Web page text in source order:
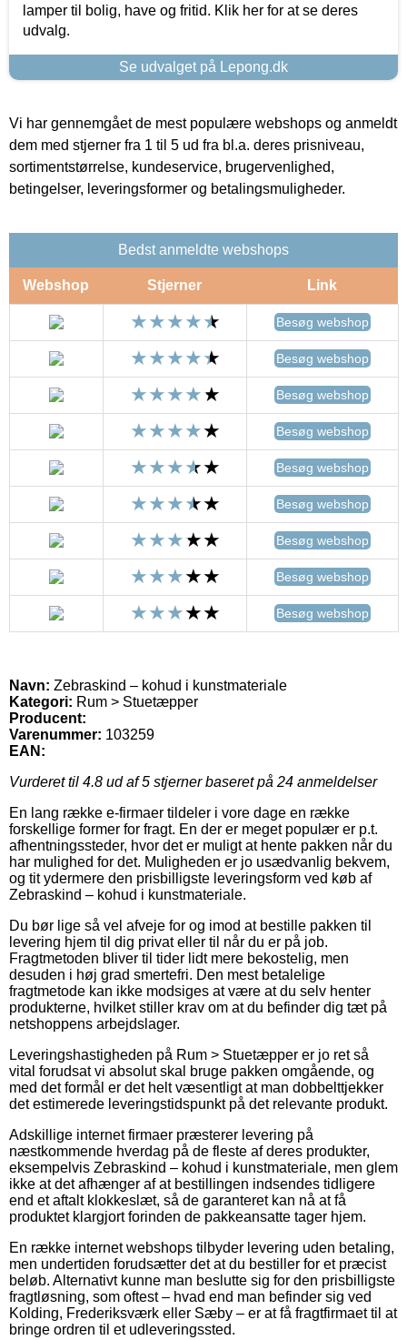
lamper til bolig, have og fritid. Klik her for at se deres
udvalg.
Se udvalget på Lepong.dk
Vi har gennemgået de mest populære webshops og anmeldt
dem med stjerner fra 1 til 5 ud fra bl.a. deres prisniveau,
sortimentstørrelse, kundeservice, brugervenlighed,
betingelser, leveringsformer og betalingsmuligheder.
Bedst anmeldte webshops
Webshop Stjerner Link
Besøg webshop
Besøg webshop
Besøg webshop
Besøg webshop
Besøg webshop
Besøg webshop
Besøg webshop
Besøg webshop
Besøg webshop
Navn: Zebraskind – kohud i kunstmateriale
Kategori: Rum > Stuetæpper
Producent:
Varenummer: 103259
EAN:
Vurderet til 4.8 ud af 5 stjerner baseret på 24 anmeldelser
En lang række e-firmaer tildeler i vore dage en række
forskellige former for fragt. En der er meget populær er p.t.
afhentningssteder, hvor det er muligt at hente pakken når du
har mulighed for det. Muligheden er jo usædvanlig bekvem,
og tit ydermere den prisbilligste leveringsform ved køb af
Zebraskind – kohud i kunstmateriale.
Du bør lige så vel afveje for og imod at bestille pakken til
levering hjem til dig privat eller til når du er på job.
Fragtmetoden bliver til tider lidt mere bekostelig, men
desuden i høj grad smertefri. Den mest betalelige
fragtmetode kan ikke modsiges at være at du selv henter
produkterne, hvilket stiller krav om at du befinder dig tæt på
netshoppens arbejdslager.
Leveringshastigheden på Rum > Stuetæpper er jo ret så
vital forudsat vi absolut skal bruge pakken omgående, og
med det formål er det helt væsentligt at man dobbelttjekker
det estimerede leveringstidspunkt på det relevante produkt.
Adskillige internet firmaer præsterer levering på
næstkommende hverdag på de fleste af deres produkter,
eksempelvis Zebraskind – kohud i kunstmateriale, men glem
ikke at det afhænger af at bestillingen indsendes tidligere
end et aftalt klokkeslæt, så de garanteret kan nå at få
produktet klargjort forinden de pakkeansatte tager hjem.
En række internet webshops tilbyder levering uden betaling,
men undertiden forudsætter det at du bestiller for et præcist
beløb. Alternativt kunne man beslutte sig for den prisbilligste
fragtløsning, som oftest – hvad end man befinder sig ved
Kolding, Frederiksværk eller Sæby – er at få fragtfirmaet til at
bringe ordren til et udleveringssted.